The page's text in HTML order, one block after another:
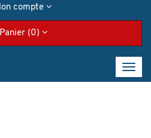
compte
Panier (0)